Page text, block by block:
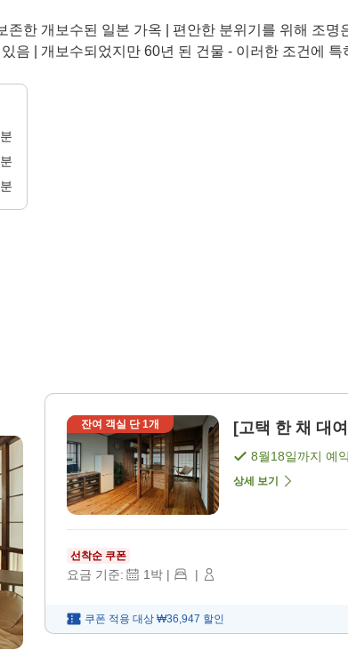
한 개보수된 일본 가옥 | 편안한 분위기를 위해 조
음 | 개보수되었지만 60년 된 건물 - 이러한 조건에
분
분
분
잔여 객실 단1개 [고택 한 채 대
8월18일까지 예
상세 보기
선착순 쿠폰
요금 기준: 1박 | |
쿠폰 적용 대상 ₩36,947 할인